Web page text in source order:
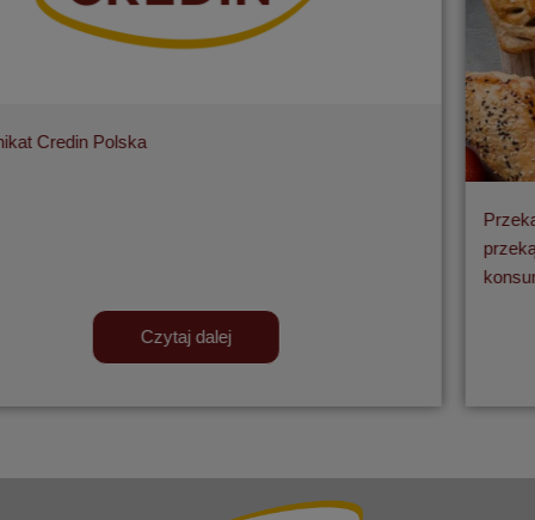
Przekąski i Grab & Go w piekarnictwie - jak projektować